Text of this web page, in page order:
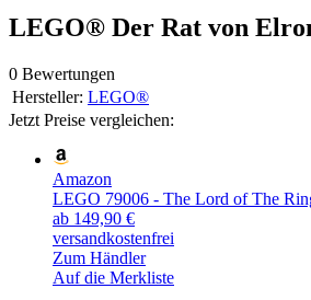
LEGO® Der Rat von
0 Bewertungen
Hersteller: LEGO®
Jetzt Preise vergleichen:
Amazon
LEGO 79006 - The Lord of The
ab 149,90 €
versandkostenfrei
Zum Händler
Auf die Merkliste